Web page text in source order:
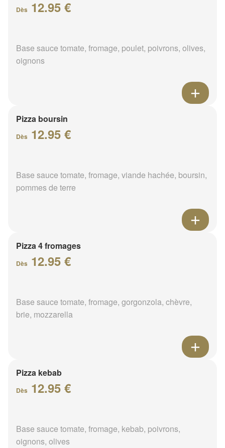
Dès 12.95 €
Base sauce tomate, fromage, poulet, poivrons, olives,
oignons
Pizza boursin
Dès 12.95 €
Base sauce tomate, fromage, viande hachée, boursin,
pommes de terre
Pizza 4 fromages
Dès 12.95 €
Base sauce tomate, fromage, gorgonzola, chèvre,
brie, mozzarella
Pizza kebab
Dès 12.95 €
Base sauce tomate, fromage, kebab, poivrons,
oignons, olives